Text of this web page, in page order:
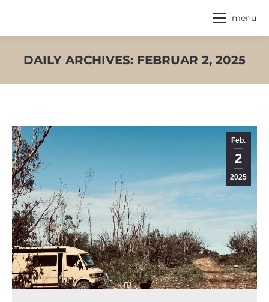
menu
DAILY ARCHIVES: FEBRUAR 2, 2025
Feb.
2
2025